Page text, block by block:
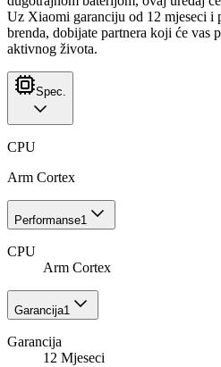
Uz Xiaomi garanciju od 12 mjeseci i
brenda, dobijate partnera koji će vas
aktivnog života.
Spec.
CPU
Arm Cortex
Performanse1
CPU
Arm Cortex
Garancija1
Garancija
12 Mjeseci